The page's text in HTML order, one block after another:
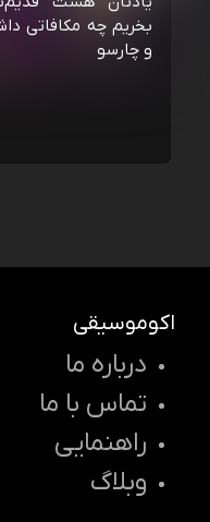
بخریم چه مکافاتی
و چارسو
اکوموسیقی
درباره ما
تماس با ما
راهنمایی
وبلاگ